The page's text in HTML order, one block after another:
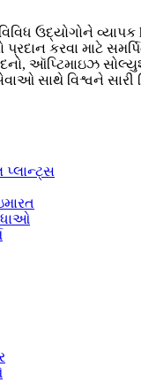
ઉદ્યોગોને
પ્રદાન કરવા માટે
ઑપ્ટિમાઇઝ
સાથે વિશ્વને સારી
પ્લાન્ટ્સ